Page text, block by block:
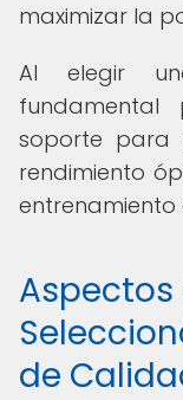
maximizar la
Al elegir
soporte para
rendimiento
entrenamiento
de